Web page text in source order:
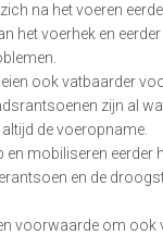
na het voeren
het voerhek en
ook vatbaarder
zijn al
de voeropname.
en mobiliseren eerder
en de
voorwaarde om ook